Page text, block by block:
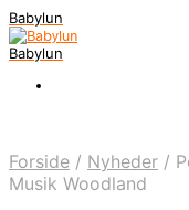
Babylun
Babylun
Forside / Nyheder /
Musik Woodland